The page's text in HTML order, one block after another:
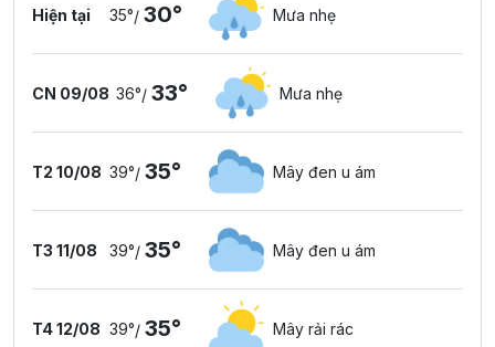
Hiện tại 35°/ 30° Mưa nhẹ
CN 09/08 36°/ 33° Mưa nhẹ
T2 10/08 39°/ 35° Mây đen u ám
T3 11/08 39°/ 35° Mây đen u ám
T4 12/08 39°/ 35° Mây rải rác